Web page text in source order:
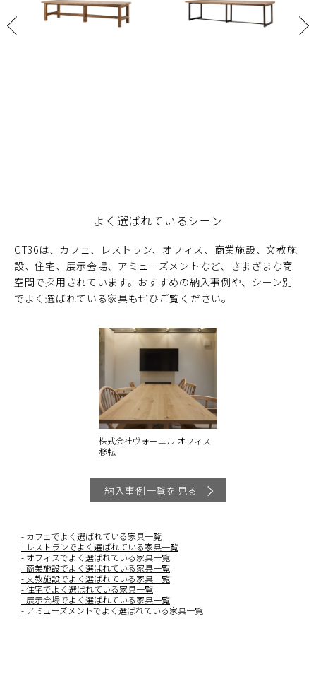
よく選ばれているシーン
CT36は、カフェ、レストラン、オフィス、商業施設、文教施
設、住宅、展示会場、アミューズメントなど、さまざまな商
空間で採用されています。おすすめの納入事例や、シーン別
でよく選ばれている家具もぜひご覧ください。
株式会社ヴォーエル オフィス
移転
納入事例一覧を見る
カフェでよく選ばれている家具一覧
レストランでよく選ばれている家具一覧
オフィスでよく選ばれている家具一覧
商業施設でよく選ばれている家具一覧
文教施設でよく選ばれている家具一覧
住宅でよく選ばれている家具一覧
展示会場でよく選ばれている家具一覧
アミューズメントでよく選ばれている家具一覧